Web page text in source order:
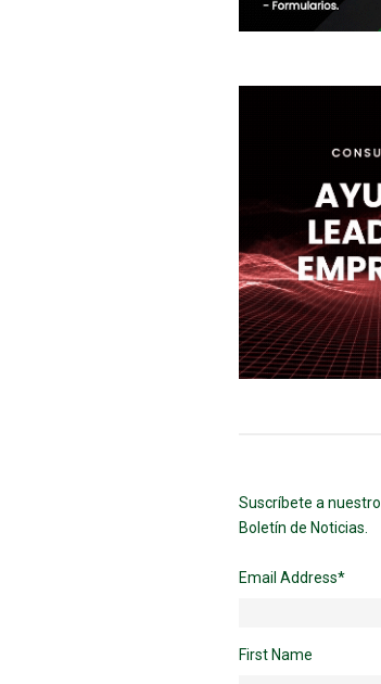
Suscríbete a nuestro
Boletín de Noticias.
Email Address*
First Name